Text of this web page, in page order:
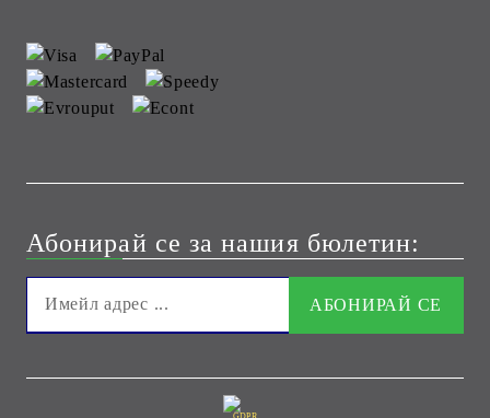
Абонирай се за нашия бюлетин: